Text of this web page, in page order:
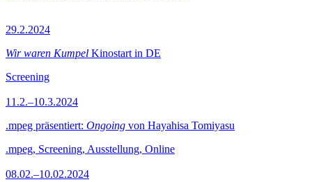
29.2.2024
Wir waren Kumpel Kinostart in DE
Screening
11.2.–10.3.2024
.mpeg präsentiert: Ongoing von Hayahisa Tomiyasu
.mpeg, Screening, Ausstellung, Online
08.02.–10.02.2024